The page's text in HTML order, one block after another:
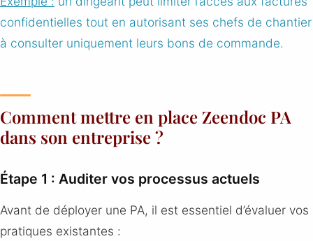
confidentielles tout en autorisant ses chefs de chantier
à consulter uniquement leurs bons de commande.
Comment mettre en place Zeendoc PA
dans son entreprise ?
Étape 1 : Auditer vos processus actuels
Avant de déployer une PA, il est essentiel d’évaluer vos
pratiques existantes :